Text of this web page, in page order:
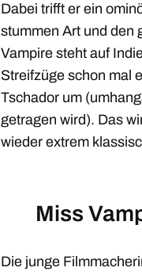
Dabei trifft er ein
stummen Art und den
Vampire steht auf
Streifzüge schon mal
Tschador um
getragen wird). Das
wieder extrem
Miss
Die junge